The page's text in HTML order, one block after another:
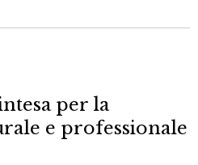
per la
e professionale